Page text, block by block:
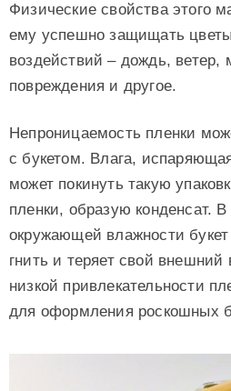
Физические свойства этого
ему успешно защищать
воздействий – дождь, ветер,
повреждения и другое.
Непроницаемость пленки
с букетом. Влага,
может покинуть такую
пленки, образую конденсат.
окружающей влажности
гнить и теряет свой
низкой привлекательности
для оформления роскошных